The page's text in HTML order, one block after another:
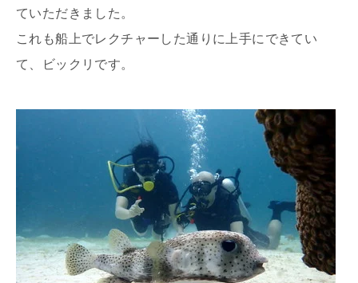
ていただきました。
これも船上でレクチャーした通りに上手にできてい
て、ビックリです。